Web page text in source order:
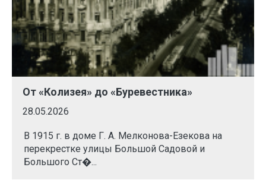
От «Колизея» до «Буревестника»
28.05.2026
В 1915 г. в доме Г. А. Мелконова-Езекова на
перекрестке улицы Большой Садовой и
Большого Ст�...